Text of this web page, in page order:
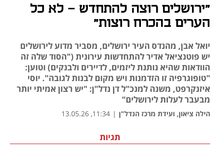
"ירושלים רוצה להתחדש – לא כל
הערים בהכרח רוצות"
יואל אבן, מהנדס העיר ירושלים, מסביר מדוע לירושלים
יש פוטנציאל אדיר להתחדשות עירונית ("הסוד שלה זה
הוודאות שהיא נותנת ליזמים, לדיירים ולבנקים) וטוען:
"טופוגרפיה זו הזדמנות ויש מקום לבנות לגובה". יוסי
איזנקרפט, משנה למנכ"ל דן נדל"ן: "יש רצון אמיתי יותר
מבעבר לעלות לירושלים"
הילה ציאון, ועידת מרכז הנדל"ן |
11:34, 13.05.26
תגיות